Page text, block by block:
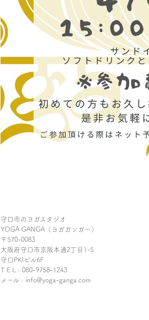
守口市のヨガスタジオ
YOGA GANGA（ヨガガンガー）
〒570-0083
大阪府守口市京阪本通2丁目1-5
守口PKIビル6F
T E L : 080-9758-1243
メール : info@yoga-ganga.com